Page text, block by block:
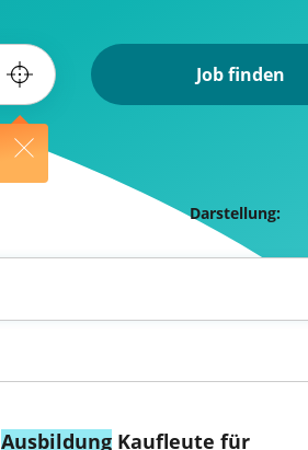
Job finden
Darstellung:
Ausbildung
Kaufleute für